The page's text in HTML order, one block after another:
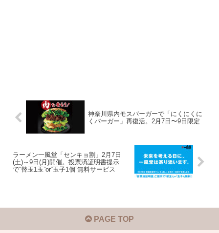
神奈川県内モスバーガーで「にくにくに
くバーガー」再復活。2月7日〜9日限定
ラーメン一風堂「センキョ割」2月7日
(土)～9日(月)開催。投票済証明書提示
で“替玉1玉”or“玉子1個”無料サービス
PAGE TOP